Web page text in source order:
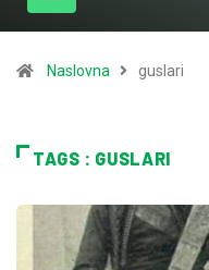
Naslovna guslari
TAGS : GUSLARI